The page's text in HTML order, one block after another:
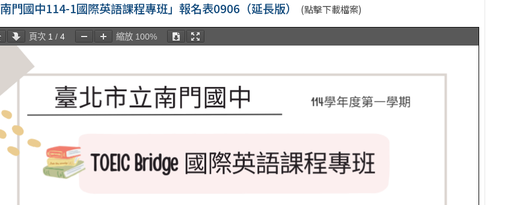
南門國中114-1國際英語課程專班」報名表0906（延長版） (點擊下載檔案)
頁次 1 / 4 縮放 100%